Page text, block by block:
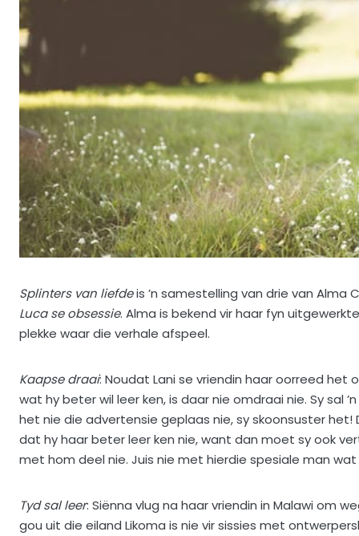
Splinters van liefdeis ’n samestelling van drie van Alma
Luca se obsessie. Alma is bekend vir haar fyn
plekke waar die verhale afspeel.
Kaapse draai: Noudat Lani se vriendin haar oorreed het
wat hy beter wil leer ken, is daar nie omdraai nie. Sy sal
het nie die advertensie geplaas nie, sy skoonsuster het!
dat hy haar beter leer ken nie, want dan moet sy ook
met hom deel nie. Juis nie met hierdie spesiale man
Tyd sal leer: Siënna vlug na haar vriendin in Malawi om
gou uit die eiland Likoma is nie vir sissies met